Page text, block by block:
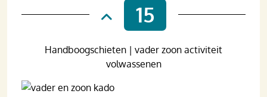
15
Handboogschieten | vader zoon activiteit
volwassenen